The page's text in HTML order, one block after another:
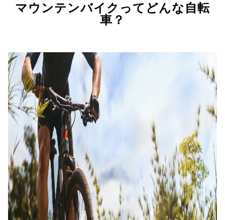
マウンテンバイクってどんな自転
車？